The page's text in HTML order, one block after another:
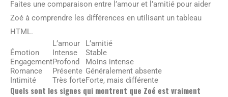
Faites une comparaison entre l’amour et l’amitié pour aider
Zoé à comprendre les différences en utilisant un tableau
HTML.
L’amour
L’amitié
Émotion
Intense
Stable
EngagementProfond
Moins intense
Romance
Présente Généralement absente
Intimité
Très forteForte, mais différente
Quels sont les signes qui montrent que Zoé est vraiment